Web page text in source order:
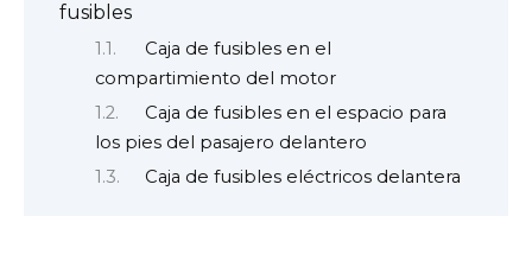
fusibles
Caja de fusibles en el
compartimiento del motor
Caja de fusibles en el espacio para
los pies del pasajero delantero
Caja de fusibles eléctricos delantera